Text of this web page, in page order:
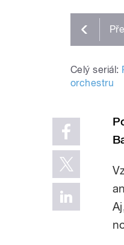
Celý seriál:
orchestru